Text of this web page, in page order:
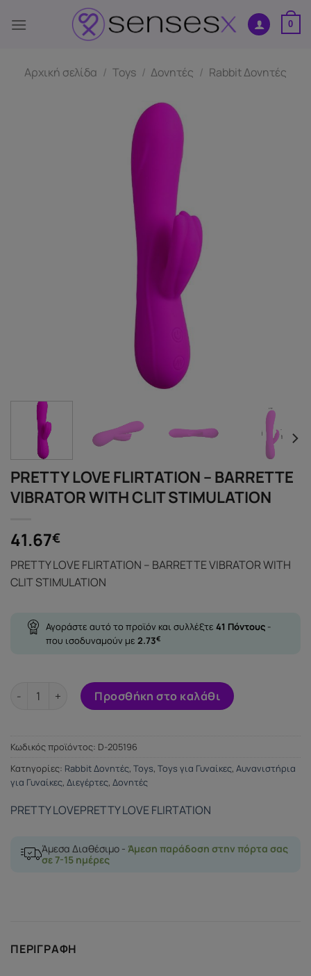
στο
0
Αρχική σελίδα / Toys / Δονητές / Rabbit Δονητές
PRETTY LOVE FLIRTATION – BARRETTE
VIBRATOR WITH CLIT STIMULATION
41.67€
PRETTY LOVE FLIRTATION – BARRETTE VIBRATOR WITH
CLIT STIMULATION
Αγοράστε αυτό το προϊόν και συλλέξτε 41 Πόντους -
που ισοδυναμούν με 2.73€
PRETTY LOVE FLIRTATION - BARRETTE VIBRATOR WITH CLIT
Προσθήκη στο καλάθι
Κωδικός προϊόντος: D-205196
Κατηγορίες: Rabbit Δονητές, Toys, Toys για Γυναίκες, Αυνανιστήρια
για Γυναίκες, Διεγέρτες, Δονητές
PRETTY LOVEPRETTY LOVE FLIRTATION
Άμεσα Διαθέσιμο - Άμεση παράδοση στην πόρτα σας
σε 7-15 ημέρες
ΠΕΡΙΓΡΑΦΉ